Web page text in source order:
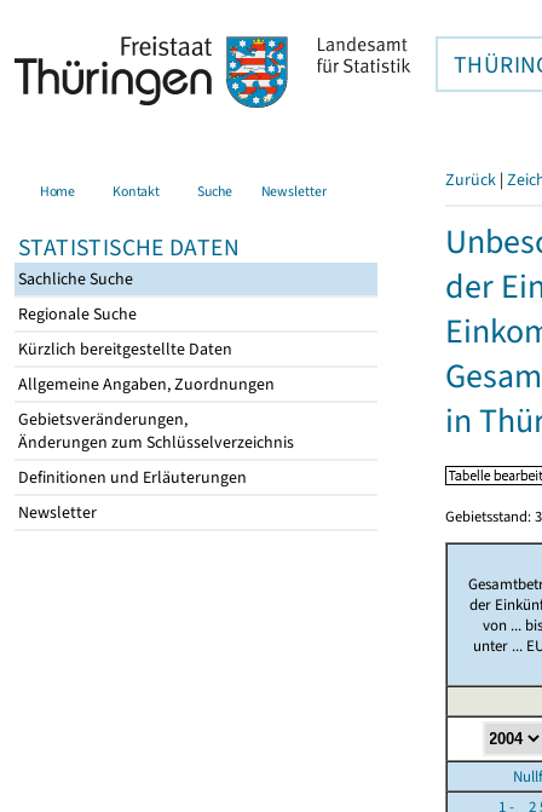
Home Kontakt Suche Newsletter
STATISTISCHE DATEN
Sachliche Suche
Regionale Suche
Kürzlich bereitgestellte Daten
Allgemeine Angaben, Zuordnungen
Gebietsveränderungen,
Änderungen zum Schlüsselverzeichnis
Definitionen und Erläuterungen
Newsletter
Zurück |
der
in
Gebietsstand:
der
von ...
unter ...
1 - 2